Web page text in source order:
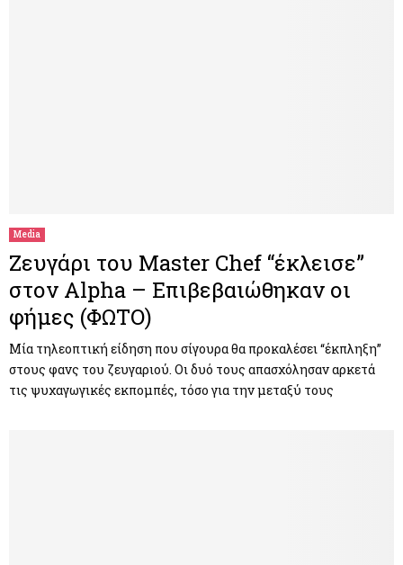
Media
Ζευγάρι του Master Chef “έκλεισε”
στον Alpha – Επιβεβαιώθηκαν οι
φήμες (ΦΩΤΟ)
Μία τηλεοπτική είδηση που σίγουρα θα προκαλέσει “έκπληξη”
στους φανς του ζευγαριού. Οι δυό τους απασχόλησαν αρκετά
τις ψυχαγωγικές εκπομπές, τόσο για την μεταξύ τους